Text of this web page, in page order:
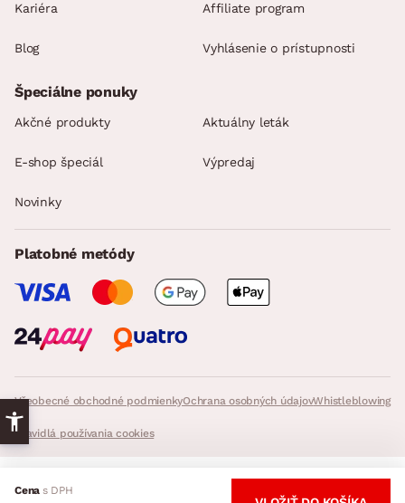
Cena s DPH
Kariéra
Blog
Affiliate program
Vyhlásenie o prístupnosti
Všeobecné obchodné podmienkyOchrana osobných údajovWhistleblowing
Pravidlá používania cookies
Špeciálne ponuky
Akčné produkty Aktuálny leták
E-shop špeciál Výpredaj
Novinky
Platobné metódy
© 2026 ASKO - NÁBYTOK, všetky práva vyhradené. - InveoCMS,Inveo.cz
s.r.o.